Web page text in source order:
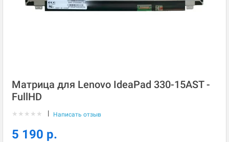
Матрица для Lenovo IdeaPad 330-15AST -
FullHD
★ ★ ★ ★ ★ | Написать отзыв
5 190 р.